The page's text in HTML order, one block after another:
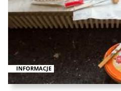
INFORMACJE